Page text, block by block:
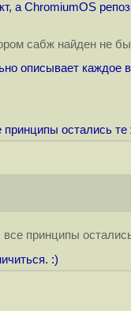
а ChromiumOS
сабж найден не
описывает
принципы остались те
принципы
:)